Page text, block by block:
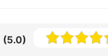
(5.0)